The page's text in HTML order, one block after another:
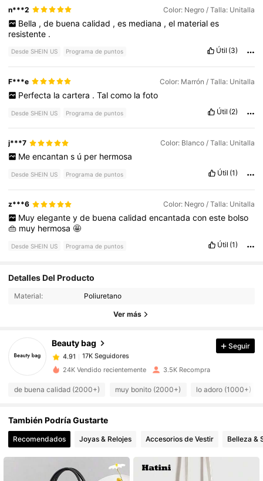
n***2 Color: Negro / Talla: Unitalla
Bella , de buena calidad , es mediana , el material es
resistente .
Desde SHEIN US Programa de puntos Útil (3)
F***e Color: Marrón / Talla: Unitalla
Perfecta la cartera . Tal como la foto
Desde SHEIN US Programa de puntos Útil (2)
j***7 Color: Blanco / Talla: Unitalla
Me encantan s ú per hermosa
Desde SHEIN US Programa de puntos Útil (1)
z***6 Color: Negro / Talla: Unitalla
Muy elegante y de buena calidad encantada con este bolso
👜 muy hermosa🤩
Desde SHEIN US Programa de puntos Útil (1)
Detalles Del Producto
Material: Poliuretano
Ver más
Beauty bag
4.91 17K Seguidores
17K Seguidores
4.91 17K Seguidores
4.91 17K Seguidores
4.91
4.91 17K Seguidores
Seguir
24K Vendido recientemente 3.5K Recompra
de buena calidad (2000+) muy bonito (2000+) lo adoro (1000+)
También Podría Gustarte
Recomendados Joyas & Relojes Accesorios de Vestir Belleza &